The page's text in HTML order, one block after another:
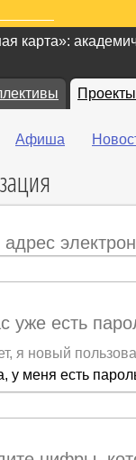
карта»:
Проекты
Афиша
уже есть
я новый
у меня есть